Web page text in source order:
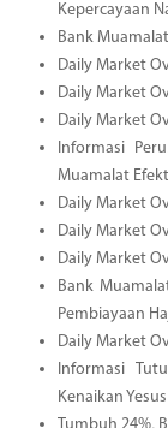
Kepercayaan
Bank
Daily Market
Daily Market
Daily Market
Informasi
Muamalat
Daily Market
Daily Market
Daily Market
Bank
Pembiayaan
Daily Market
Informasi
Kenaikan